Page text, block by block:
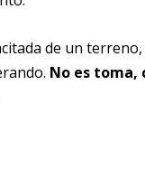
de un
No es toma,